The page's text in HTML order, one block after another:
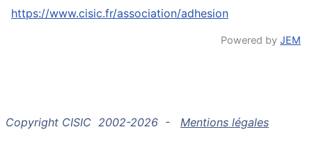
https://www.cisic.fr/association/adhesion
Powered by JEM
Copyright CISIC 2002-2026 - Mentions légales